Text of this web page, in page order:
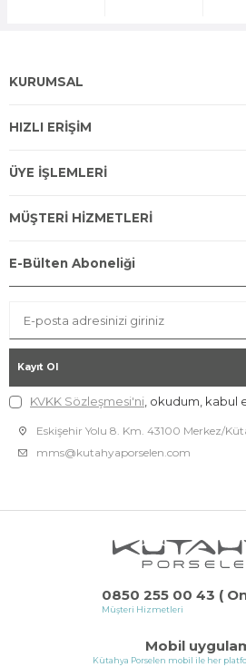
0850 255 00 43 (
Müşteri Hizmetleri
Mobil
Kütahya Porselen mobil ile her
KURUMSAL
HIZLI ERİŞİM
ÜYE İŞLEMLERİ
MÜŞTERİ HİZMETLERİ
E-Bülten Aboneliği
Kayıt Ol
KVKK Sözleşmesi'ni , okudum, kabul
Eskişehir Yolu 8. Km. 43100 Merkez/
mms@kutahyaporselen.com